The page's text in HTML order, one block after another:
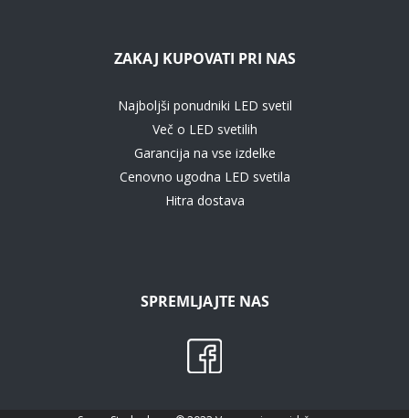
ZAKAJ KUPOVATI PRI NAS
Najboljši ponudniki LED svetil
Več o LED svetilih
Garancija na vse izdelke
Cenovno ugodna LED svetila
Hitra dostava
SPREMLJAJTE NAS